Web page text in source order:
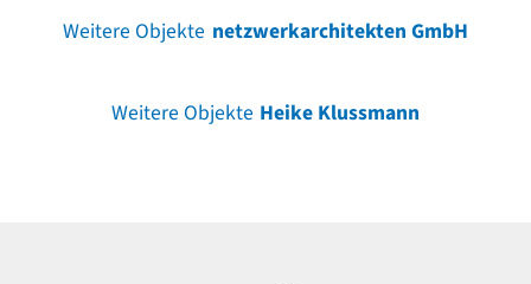
Weitere Objekte netzwerkarchitekten GmbH
Weitere Objekte Heike Klussmann